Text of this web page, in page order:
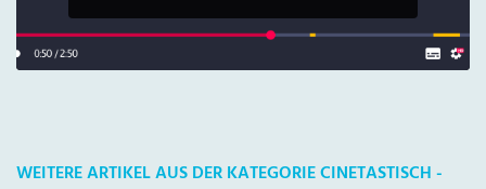
WEITERE ARTIKEL AUS DER KATEGORIE CINETASTISCH -